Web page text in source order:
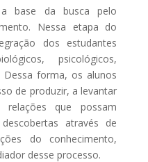
base da busca pelo
Nessa etapa do
dos estudantes
psicológicos,
Dessa forma, os alunos
de produzir, a levantar
relações que possam
através de
do conhecimento,
desse processo.